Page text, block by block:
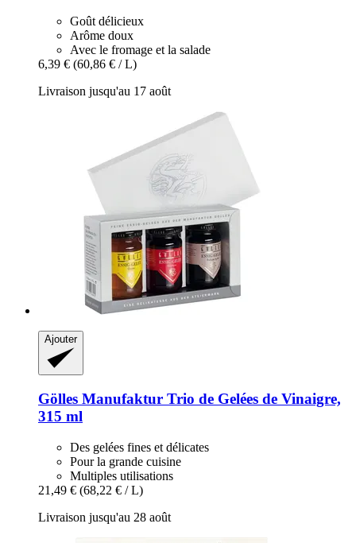
Goût délicieux
Arôme doux
Avec le fromage et la salade
6,39 € (60,86 € / L)
Livraison jusqu'au 17 août
Ajouter
Gölles Manufaktur Trio de Gelées de Vinaigre,
315 ml
Des gelées fines et délicates
Pour la grande cuisine
Multiples utilisations
21,49 € (68,22 € / L)
Livraison jusqu'au 28 août